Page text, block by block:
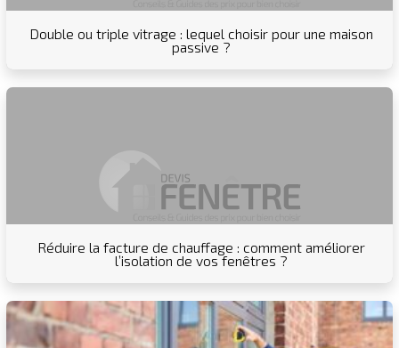
Double ou triple vitrage : lequel choisir pour une maison
passive ?
Réduire la facture de chauffage : comment améliorer
l’isolation de vos fenêtres ?